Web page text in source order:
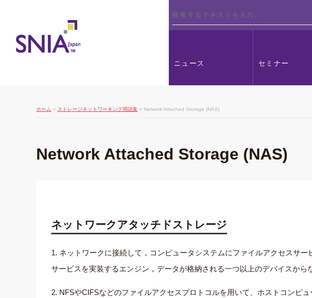
ニュース セミナー
ホーム > ストレージネットワーキング用語集 > Network Attached Storage (NAS)
Network Attached Storage (NAS)
ネットワークアタッチドストレージ
1. ネットワークに接続して，コンピュータシステムにファイルアクセスサ
サービスを実装するエンジン，データが格納される一つ以上のデバイスから
2. NFSやCIFSなどのファイルアクセスプロトコルを用いて、ホストコンピ